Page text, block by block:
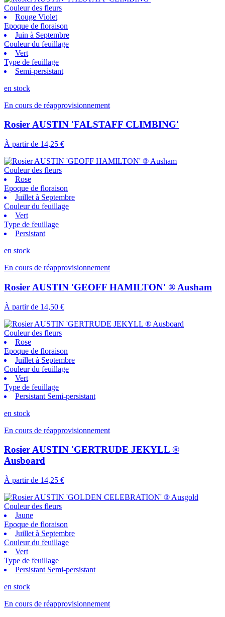
Couleur des fleurs
Rouge Violet
Epoque de floraison
Juin à Septembre
Couleur du feuillage
Vert
Type de feuillage
Semi-persistant
en stock
En cours de réapprovisionnement
Rosier AUSTIN 'FALSTAFF CLIMBING'
À partir de 14,25 €
Couleur des fleurs
Rose
Epoque de floraison
Juillet à Septembre
Couleur du feuillage
Vert
Type de feuillage
Persistant
en stock
En cours de réapprovisionnement
Rosier AUSTIN 'GEOFF HAMILTON' ® Ausham
À partir de 14,50 €
Couleur des fleurs
Rose
Epoque de floraison
Juillet à Septembre
Couleur du feuillage
Vert
Type de feuillage
Persistant Semi-persistant
en stock
En cours de réapprovisionnement
Rosier AUSTIN 'GERTRUDE JEKYLL ®
Ausboard
À partir de 14,25 €
Couleur des fleurs
Jaune
Epoque de floraison
Juillet à Septembre
Couleur du feuillage
Vert
Type de feuillage
Persistant Semi-persistant
en stock
En cours de réapprovisionnement